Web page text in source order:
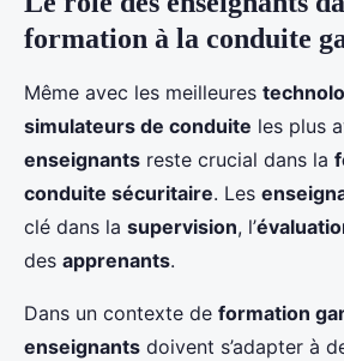
formation à la conduite
Même avec les meilleures
simulateurs de conduite les plus
enseignants reste crucial dans la
conduite sécuritaire. Les
clé dans la supervision, l’
des apprenants.
Dans un contexte de formation
enseignants doivent s’adapter à